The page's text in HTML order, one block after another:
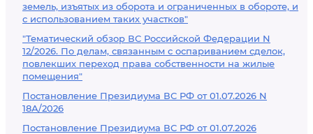
земель, изъятых из оборота и ограниченных в обороте, и
с использованием таких участков"
"Тематический обзор ВС Российской Федерации N
12/2026. По делам, связанным с оспариванием сделок,
повлекших переход права собственности на жилые
помещения"
Постановление Президиума ВС РФ от 01.07.2026 N
18А/2026
Постановление Президиума ВС РФ от 01.07.2026